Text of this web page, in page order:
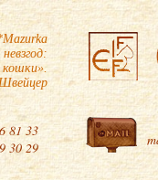
кошки».
81 33
30 29